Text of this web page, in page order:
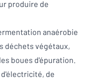
produire de
anaérobie
déchets végétaux,
boues d'épuration.
de